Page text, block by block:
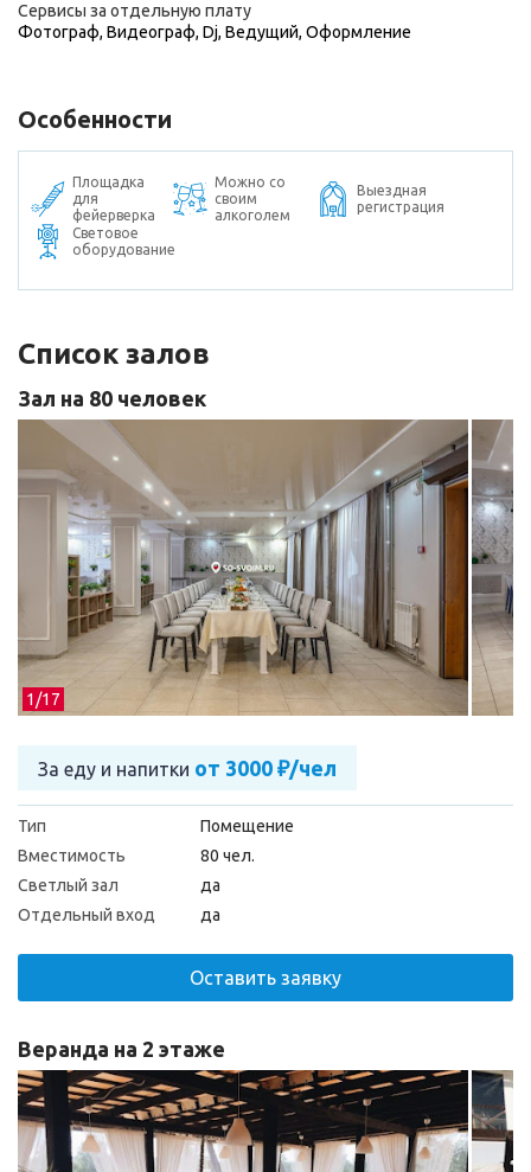
Сервисы за отдельную плату
Фотограф, Видеограф, Dj, Ведущий, Оформление
Особенности
Площадка
для
фейерверка
Можно со
своим
алкоголем
Выездная
регистрация
Световое
оборудование
Список залов
1/17
Зал на 80 человек
За еду и напитки от 3000 ₽/чел
Тип
Помещение
Вместимость
80 чел.
Светлый зал
да
Отдельный вход
да
Оставить заявку
Веранда на 2 этаже